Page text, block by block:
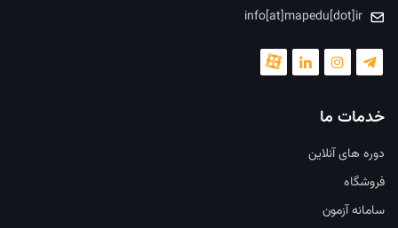
info[at]mapedu[dot]ir
خدمات ما
دوره های آنلاین
فروشگاه
سامانه آزمون